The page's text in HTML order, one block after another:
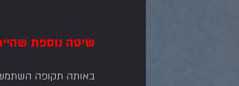
שיטה נוספת
באותה תקופה